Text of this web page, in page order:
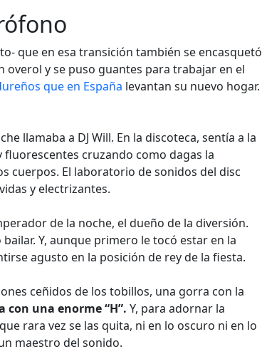
que en esa transición también se encasquetó
overol y se puso guantes para trabajar en el
que en España levantan su nuevo hogar.
llamaba a DJ Will. En la discoteca, sentía a la
fluorescentes cruzando como dagas la
cuerpos. El laboratorio de sonidos del disc
y electrizantes.
de la noche, el dueño de la diversión.
Y, aunque primero le tocó estar en la
agusto en la posición de rey de la fiesta.
ceñidos de los tobillos, una gorra con la
con una enorme “H”. Y, para adornar la
rara vez se las quita, ni en lo oscuro ni en lo
maestro del sonido.